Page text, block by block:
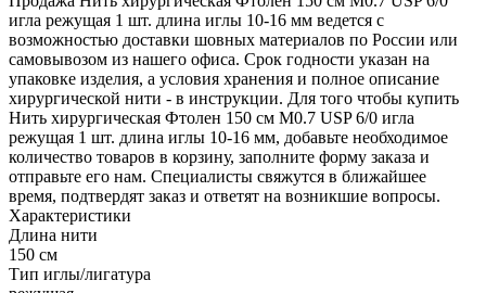
игла режущая 1 шт. длина иглы 10-16 мм ведется с
возможностью доставки шовных материалов по России или
самовывозом из нашего офиса. Срок годности указан на
упаковке изделия, а условия хранения и полное описание
хирургической нити - в инструкции. Для того чтобы купить
Нить хирургическая Фтолен 150 см М0.7 USP 6/0 игла
режущая 1 шт. длина иглы 10-16 мм, добавьте необходимое
количество товаров в корзину, заполните форму заказа и
отправьте его нам. Специалисты свяжутся в ближайшее
время, подтвердят заказ и ответят на возникшие вопросы.
Характеристики
Длина нити
150 см
Тип иглы/лигатура